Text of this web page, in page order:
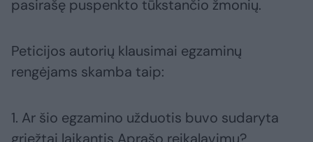
pasirašę puspenkto tūkstančio žmonių.
Peticijos autorių klausimai egzaminų
rengėjams skamba taip:
1. Ar šio egzamino užduotis buvo sudaryta